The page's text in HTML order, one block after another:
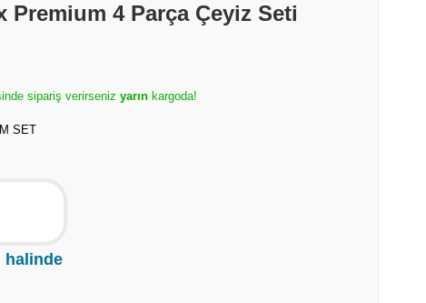
Premium 4 Parça Çeyiz Seti
sipariş verirseniz yarın kargoda!
SET
halinde